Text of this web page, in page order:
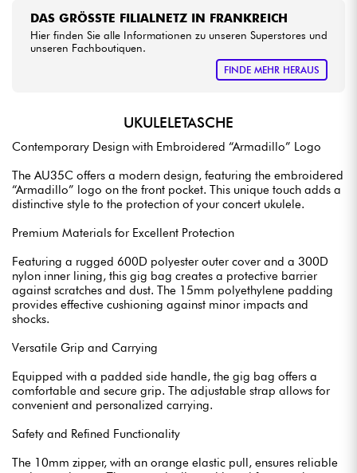
DAS GRÖSSTE FILIALNETZ IN FRANKREICH
Hier finden Sie alle Informationen zu unseren Superstores und
unseren Fachboutiquen.
FINDE MEHR HERAUS
UKULELETASCHE
Contemporary Design with Embroidered “Armadillo” Logo
The AU35C offers a modern design, featuring the embroidered
“Armadillo” logo on the front pocket. This unique touch adds a
distinctive style to the protection of your concert ukulele.
Premium Materials for Excellent Protection
Featuring a rugged 600D polyester outer cover and a 300D
nylon inner lining, this gig bag creates a protective barrier
against scratches and dust. The 15mm polyethylene padding
provides effective cushioning against minor impacts and
shocks.
Versatile Grip and Carrying
Equipped with a padded side handle, the gig bag offers a
comfortable and secure grip. The adjustable strap allows for
convenient and personalized carrying.
Safety and Refined Functionality
The 10mm zipper, with an orange elastic pull, ensures reliable